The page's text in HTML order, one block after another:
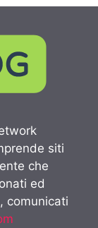
siti
che
ed
comunicati